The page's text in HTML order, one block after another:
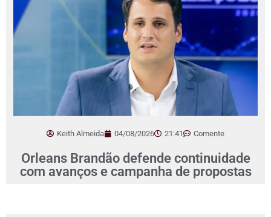
Keith Almeida 04/08/2026 21:41 Comente
Orleans Brandão defende continuidade
com avanços e campanha de propostas